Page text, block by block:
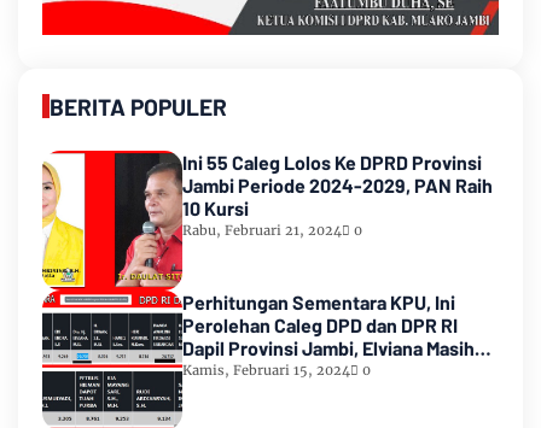
BERITA POPULER
Ini 55 Caleg Lolos Ke DPRD Provinsi
Jambi Periode 2024-2029, PAN Raih
10 Kursi
Rabu, Februari 21, 2024 0
Perhitungan Sementara KPU, Ini
Perolehan Caleg DPD dan DPR RI
Dapil Provinsi Jambi, Elviana Masih
Urutan Kedua Teratas
Kamis, Februari 15, 2024 0